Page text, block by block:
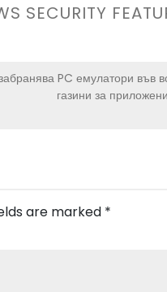
SECURITY
PC емулатори във
газини за
are marked *